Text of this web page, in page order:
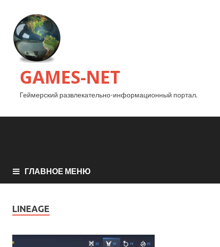
GAMES-NET
Геймерский развлекательно-информационный портал.
ГЛАВНОЕ МЕНЮ
LINEAGE